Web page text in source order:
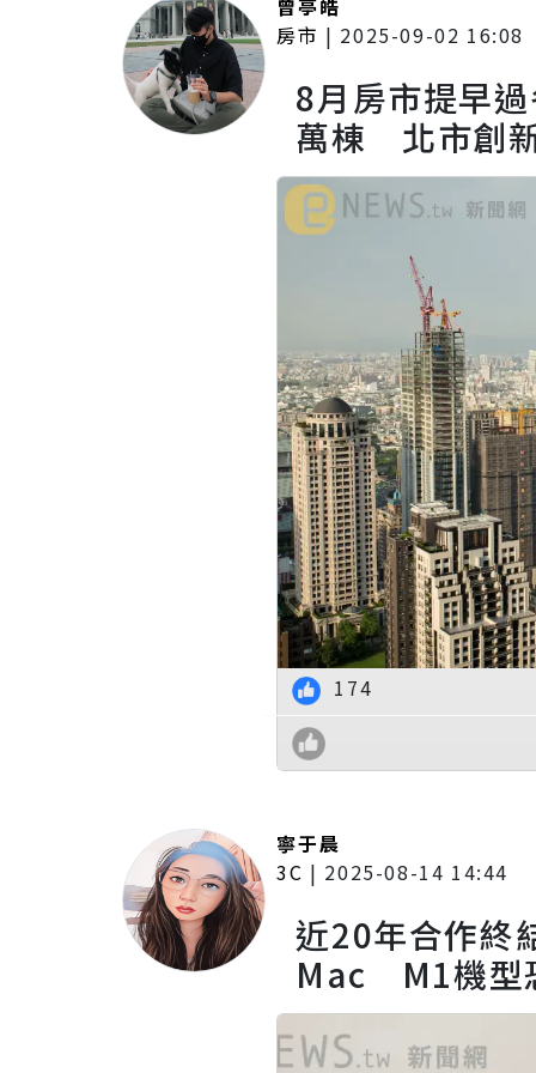
曾亭皓
房市 | 2025-09-02 16:08
8月房市提早
萬棟 北市創
174
寧于晨
3C | 2025-08-14 14:44
近20年合作終
Mac M1機型